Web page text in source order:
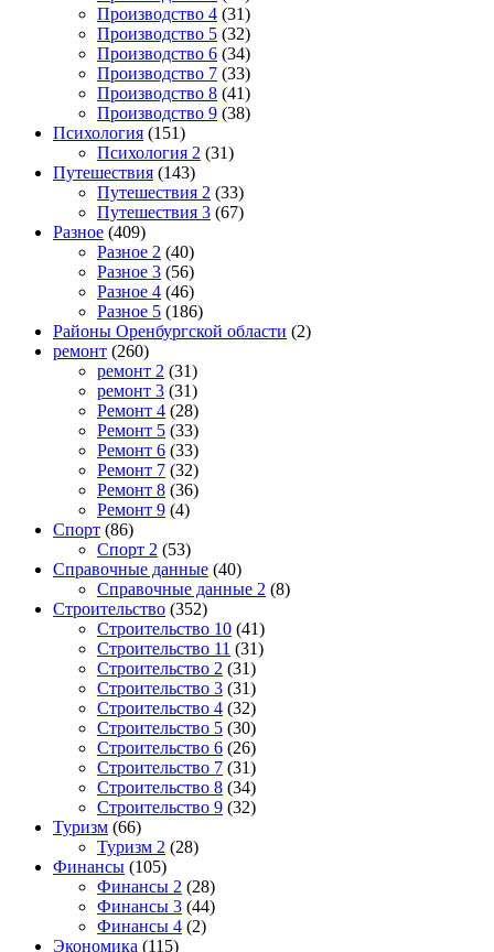
Производство 4 (31)
Производство 5 (32)
Производство 6 (34)
Производство 7 (33)
Производство 8 (41)
Производство 9 (38)
Психология (151)
Психология 2 (31)
Путешествия (143)
Путешествия 2 (33)
Путешествия 3 (67)
Разное (409)
Разное 2 (40)
Разное 3 (56)
Разное 4 (46)
Разное 5 (186)
Районы Оренбургской области (2)
ремонт (260)
ремонт 2 (31)
ремонт 3 (31)
Ремонт 4 (28)
Ремонт 5 (33)
Ремонт 6 (33)
Ремонт 7 (32)
Ремонт 8 (36)
Ремонт 9 (4)
Спорт (86)
Спорт 2 (53)
Справочные данные (40)
Справочные данные 2 (8)
Строительство (352)
Строительство 10 (41)
Строительство 11 (31)
Строительство 2 (31)
Строительство 3 (31)
Строительство 4 (32)
Строительство 5 (30)
Строительство 6 (26)
Строительство 7 (31)
Строительство 8 (34)
Строительство 9 (32)
Туризм (66)
Туризм 2 (28)
Финансы (105)
Финансы 2 (28)
Финансы 3 (44)
Финансы 4 (2)
Экономика (115)